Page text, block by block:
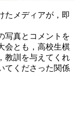
たメディアが，即
写真とコメントを
会とも，高校生棋
教訓を与えてくれ
てくださった関係